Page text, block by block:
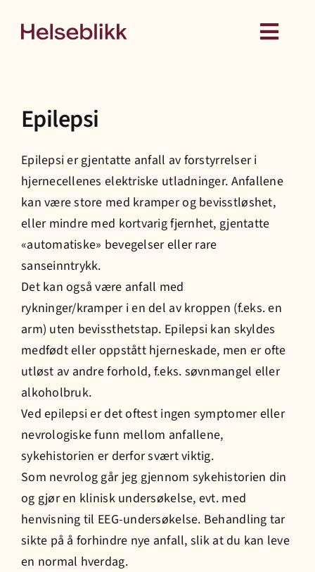
Medlemskap
Hud
Om oss
Prisliste
Jobb hos oss
Bestill time
Epilepsi
Epilepsi er gjentatte anfall av forstyrrelser i
hjernecellenes elektriske utladninger. Anfallene
kan være store med kramper og bevisstløshet,
eller mindre med kortvarig fjernhet, gjentatte
«automatiske» bevegelser eller rare
sanseinntrykk.
Det kan også være anfall med
rykninger/kramper i en del av kroppen (f.eks. en
arm) uten bevissthetstap. Epilepsi kan skyldes
medfødt eller oppstått hjerneskade, men er ofte
utløst av andre forhold, f.eks. søvnmangel eller
alkoholbruk.
Ved epilepsi er det oftest ingen symptomer eller
nevrologiske funn mellom anfallene,
sykehistorien er derfor svært viktig.
Som nevrolog går jeg gjennom sykehistorien din
og gjør en klinisk undersøkelse, evt. med
henvisning til EEG-undersøkelse. Behandling tar
sikte på å forhindre nye anfall, slik at du kan leve
en normal hverdag.